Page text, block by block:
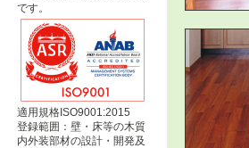
です。
適用規格ISO9001:2015
登録範囲：壁・床等の木質
内外装部材の設計・開発及